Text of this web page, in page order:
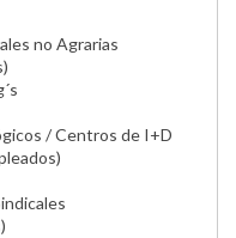
no Agrarias
/ Centros de I+D